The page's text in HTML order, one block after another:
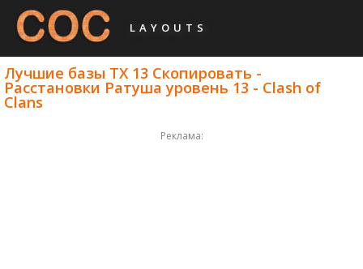
LAYOUTS
Лучшие базы ТХ 13 Скопировать -
Расстановки Ратуша уровень 13 - Clash of
Clans
Реклама: